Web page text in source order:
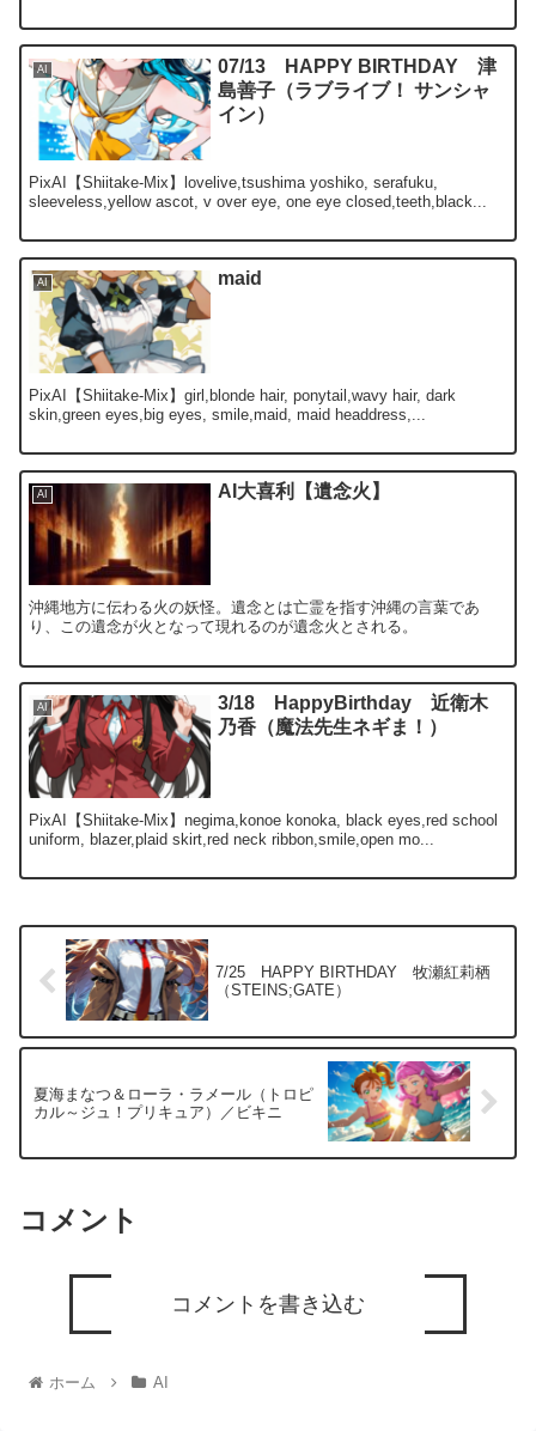
AI
07/13 HAPPY BIRTHDAY 津
島善子（ラブライブ！ サンシャ
イン）
PixAI【Shiitake-Mix】lovelive,tsushima yoshiko, serafuku,
sleeveless,yellow ascot, v over eye, one eye closed,teeth,black...
AI maid
PixAI【Shiitake-Mix】girl,blonde hair, ponytail,wavy hair, dark
skin,green eyes,big eyes, smile,maid, maid headdress,...
AI AI大喜利【遺念火】
沖縄地方に伝わる火の妖怪。遺念とは亡霊を指す沖縄の言葉であ
り、この遺念が火となって現れるのが遺念火とされる。
AI
3/18 HappyBirthday 近衛木
乃香（魔法先生ネギま！）
PixAI【Shiitake-Mix】negima,konoe konoka, black eyes,red school
uniform, blazer,plaid skirt,red neck ribbon,smile,open mo...
7/25 HAPPY BIRTHDAY 牧瀬紅莉栖
（STEINS;GATE）
夏海まなつ＆ローラ・ラメール（トロピ
カル～ジュ！プリキュア）／ビキニ
コメント
コメントを書き込む
ホーム AI